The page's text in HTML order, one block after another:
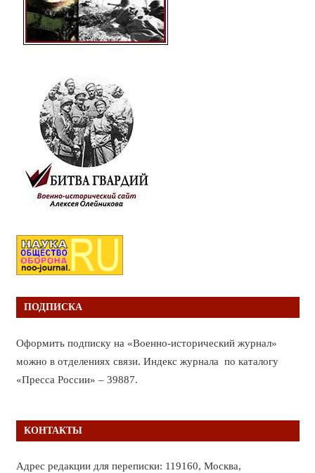
ПОДПИСКА
Оформить подписку на «Военно-исторический журнал»
можно в отделениях связи. Индекс журнала по каталогу
«Пресса России» – 39887.
КОНТАКТЫ
Адрес редакции для переписки: 119160, Москва,